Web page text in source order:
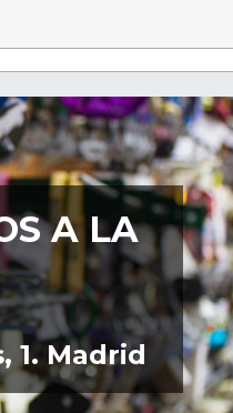
A LA
1. Madrid